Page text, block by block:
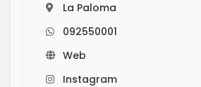
La Paloma
092550001
Web
Instagram